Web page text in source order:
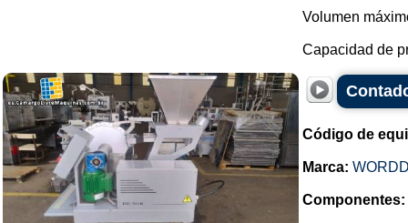
Volumen
Capacidad de
Código de
Marca:
Componentes: